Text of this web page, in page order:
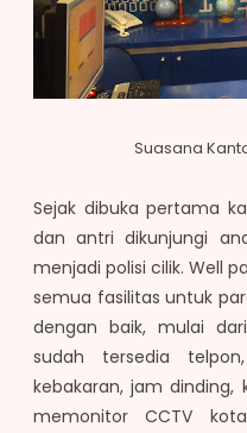
Suasana
Sejak dibuka pertama
dan antri dikunjungi
menjadi polisi cilik. Well
semua fasilitas untuk
dengan baik, mulai
sudah tersedia
kebakaran, jam
memonitor CCTV